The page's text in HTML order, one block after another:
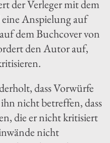
der Verleger mit dem
eine Anspielung auf
dem Buchcover von
den Autor auf,
dass Vorwürfe
nicht betreffen, dass
die er nicht kritisiert
nicht